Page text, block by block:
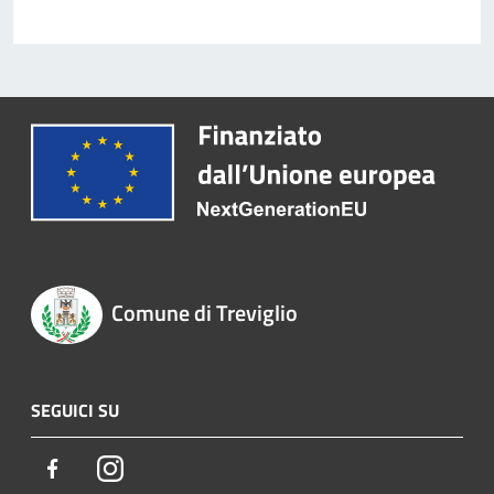
Comune di Treviglio
SEGUICI SU
FacebookInstagram